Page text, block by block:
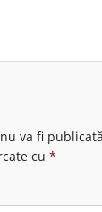
va fi
cu *